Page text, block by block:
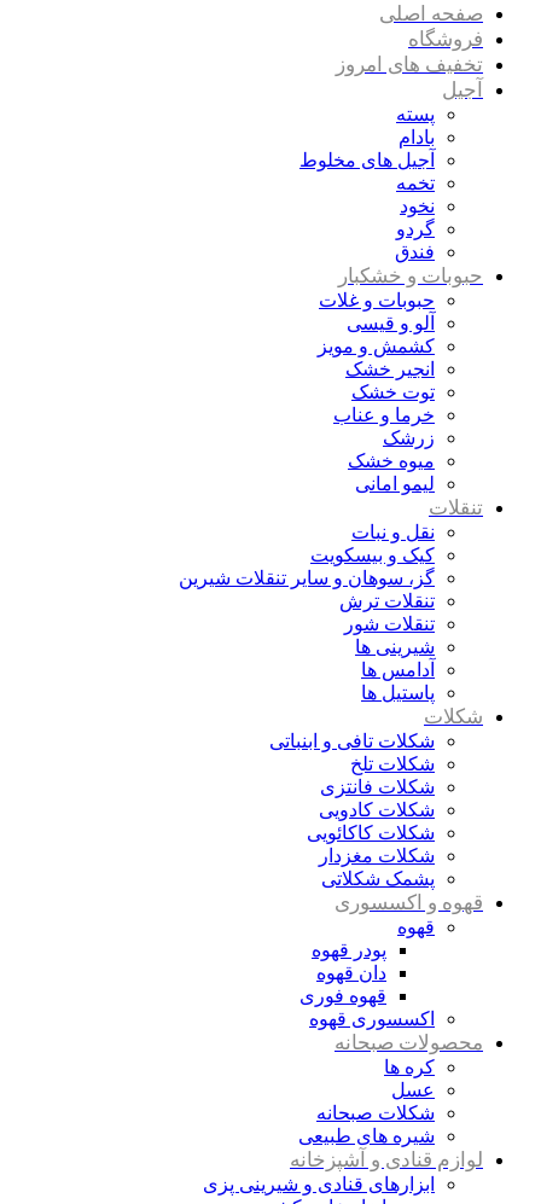
صفحه اصلی
فروشگاه
تخفیف های امروز
آجیل
پسته
بادام
آجیل های مخلوط
تخمه
نخود
گردو
فندق
حبوبات و خشکبار
حبوبات و غلات
آلو و قیسی
کشمش و مویز
انجیر خشک
توت خشک
خرما و عناب
زرشک
میوه خشک
لیمو امانی
تنقلات
نقل و نبات
کیک و بیسکویت
گز، سوهان و سایر تنقلات شیرین
تنقلات ترش
تنقلات شور
شیرینی ها
آدامس ها
پاستیل ها
شکلات
شکلات تافی و ابنباتی
شکلات تلخ
شکلات فانتزی
شکلات کادویی
شکلات کاکائویی
شکلات مغزدار
پشمک شکلاتی
قهوه و اکسسوری
قهوه
پودر قهوه
دان قهوه
قهوه فوری
اکسسوری قهوه
محصولات صبحانه
کره ها
عسل
شکلات صبحانه
شیره های طبیعی
لوازم قنادی و آشپزخانه
ابزارهای قنادی و شیرینی پزی